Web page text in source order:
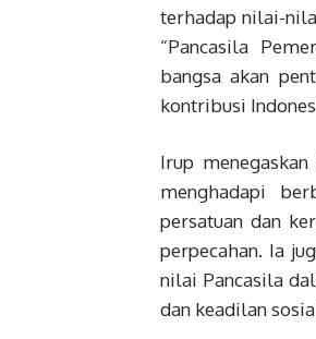
terhadap nilai-
“Pancasila
bangsa akan
kontribusi
Irup
menghadapi
persatuan dan
perpecahan. Ia
nilai Pancasila
dan keadilan